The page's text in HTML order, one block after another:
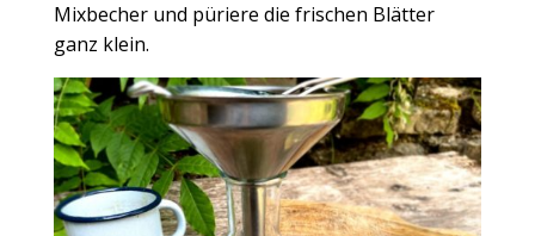
Mixbecher und püriere die frischen Blätter
ganz klein.